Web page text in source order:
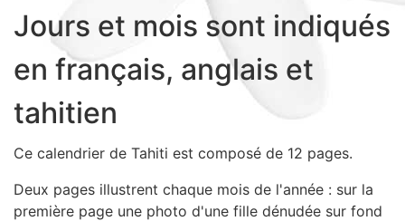
Décoration (22)
Sacs, Bijoux et Accessoires (33)
Textile (27)
Loisirs (19)
Nos Box (12)
Promotions
Nouveautés
Informations
Jours et mois sont indiqués
en français, anglais et
tahitien
Ce calendrier de Tahiti est composé de 12 pages.
Deux pages illustrent chaque mois de l'année : sur la
première page une photo d'une fille dénudée sur fond